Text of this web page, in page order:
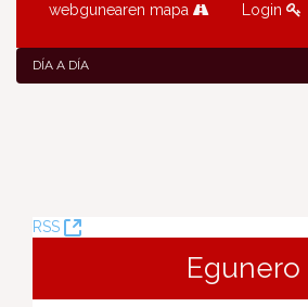
webgunearen mapa Login
DÍA A DÍA
RSS
(Opens
Egunero